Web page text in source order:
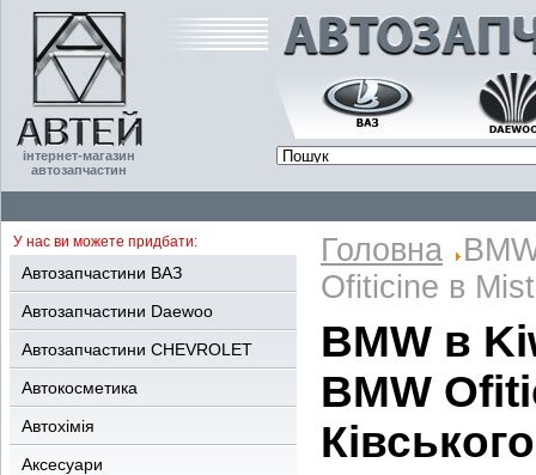
інтернет-магазин
автозапчастин
У нас ви можете придбати:
Автозапчастини ВАЗ
Автозапчастини Daewoo
Автозапчастини CHEVROLET
Автокосметика
Автохімія
Аксесуари
Головна
Ofiticine в
BMW в
BMW
Ківського